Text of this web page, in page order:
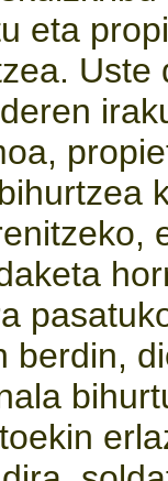
eta
berdin,